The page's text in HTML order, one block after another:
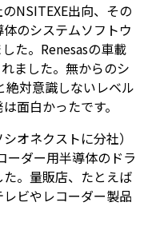
NSITEXE出向、その
体のシステムソフトウ
た。Renesasの車載
ました。無からのシ
絶対意識しないレベル
面白かったです。
オネクストに分社）
ーダー用半導体のドラ
た。量販店、たとえば
レビやレコーダー製品